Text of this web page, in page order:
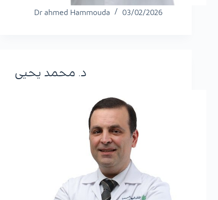
Dr ahmed Hammouda 03/02/2026
د. محمد يحيى